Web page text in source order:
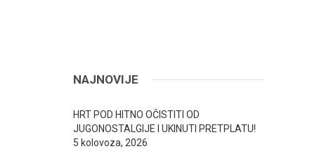
NAJNOVIJE
HRT POD HITNO OČISTITI OD
JUGONOSTALGIJE I UKINUTI PRETPLATU!
5 kolovoza, 2026